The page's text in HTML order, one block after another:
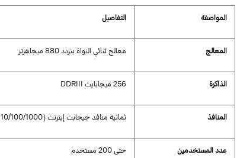
المواصفة التفاصيل
المعالج معالج ثنائي النواة بتردد880ميجاهرتز
الذاكرة 256ميجابايتDDRIII
المنافذ ثمانية منافذجيجابتإيثرنت (10/100/1000
عدد المستخدمين حتى200مستخدم